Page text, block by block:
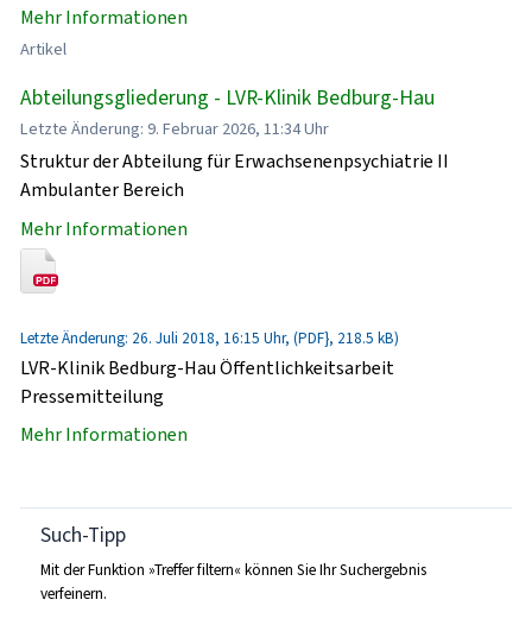
Mehr Informationen
Artikel
Abteilungsgliederung - LVR-Klinik Bedburg-Hau
Letzte Änderung: 9. Februar 2026, 11:34 Uhr
Struktur der Abteilung für Erwachsenenpsychiatrie II
Ambulanter Bereich
Mehr Informationen
Letzte Änderung: 26. Juli 2018, 16:15 Uhr, (PDF}, 218.5 kB)
LVR-Klinik Bedburg-Hau Öffentlichkeitsarbeit
Pressemitteilung
Mehr Informationen
Such-Tipp
Mit der Funktion »Treffer filtern« können Sie Ihr Suchergebnis
verfeinern.